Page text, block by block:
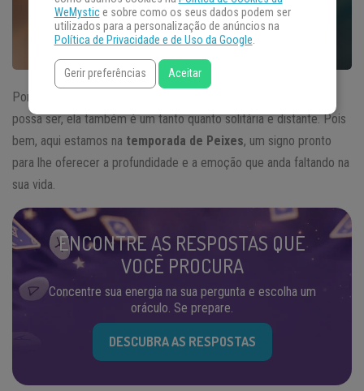
Por mais brilhante e revigorante que a temporada de
possa ser, ela também é um tanto quanto solitária e distante. Pois
bem, aqui estamos na temporada de Peixes, um signo pronto
para lhe oferecer a profundidade e a emoção que anda faltando na
sua vida.
ENCONTRE AS RESPOSTAS QUE
VOCÊ PROCURA
Concentre sua energia na sua pergunta e escolha um
oráculo. Se prepare.
DESCUBRA AS RESPOSTAS
WeMystice sobre como os seus dados podem ser
utilizados para a personalização de anúncios na
Política de Privacidade e de Uso da Google.
Gerir preferências Aceitar